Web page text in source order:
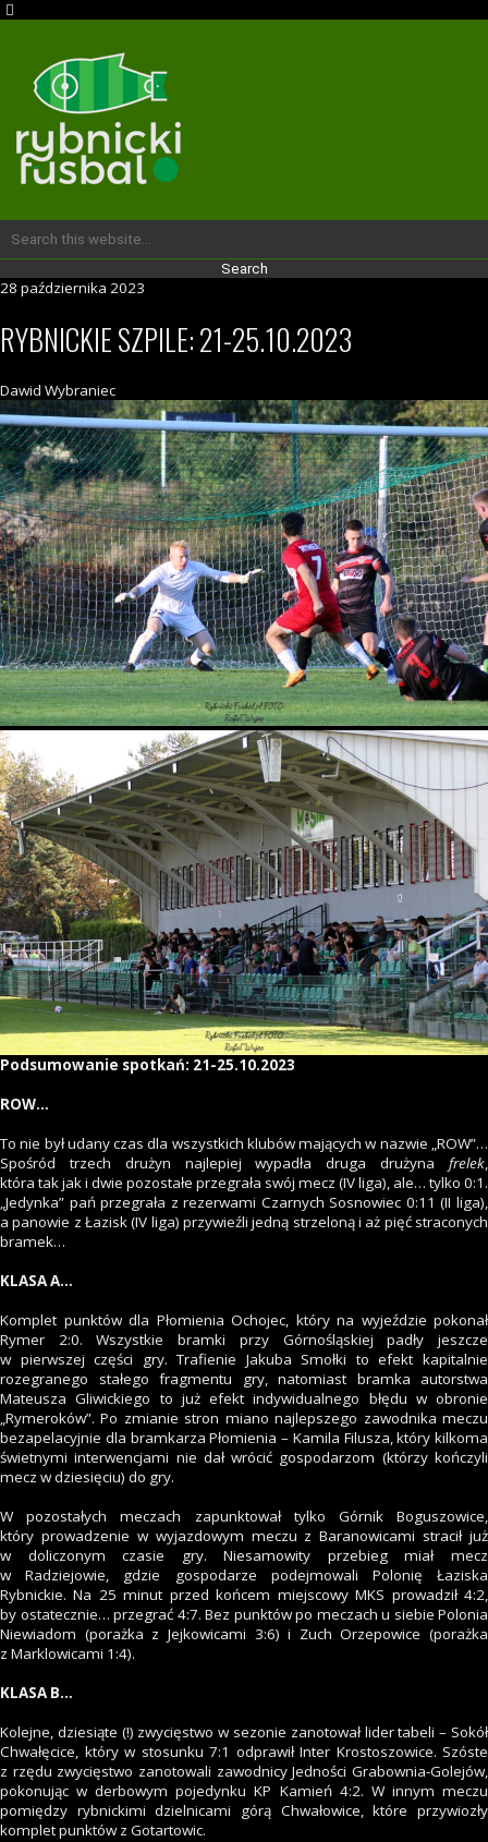
28 października 2023
RYBNICKIE SZPILE: 21-25.10.2023
Dawid Wybraniec
Podsumowanie spotkań: 21-25.10.2023
ROW…
To nie był udany czas dla wszystkich klubów mających w nazwie „ROW”…
Spośród trzech drużyn najlepiej wypadła druga drużyna frelek,
która tak jak i dwie pozostałe przegrała swój mecz (IV liga), ale… tylko 0:1.
„Jedynka” pań przegrała z rezerwami Czarnych Sosnowiec 0:11 (II liga),
a panowie z Łazisk (IV liga) przywieźli jedną strzeloną i aż pięć straconych
bramek…
KLASA A…
Komplet punktów dla Płomienia Ochojec, który na wyjeździe pokonał
Rymer 2:0. Wszystkie bramki przy Górnośląskiej padły jeszcze
w pierwszej części gry. Trafienie Jakuba Smołki to efekt kapitalnie
rozegranego stałego fragmentu gry, natomiast bramka autorstwa
Mateusza Gliwickiego to już efekt indywidualnego błędu w obronie
„Rymeroków”. Po zmianie stron miano najlepszego zawodnika meczu
bezapelacyjnie dla bramkarza Płomienia – Kamila Filusza, który kilkoma
świetnymi interwencjami nie dał wrócić gospodarzom (którzy kończyli
mecz w dziesięciu) do gry.
W pozostałych meczach zapunktował tylko Górnik Boguszowice,
który prowadzenie w wyjazdowym meczu z Baranowicami stracił już
w doliczonym czasie gry. Niesamowity przebieg miał mecz
w Radziejowie, gdzie gospodarze podejmowali Polonię Łaziska
Rybnickie. Na 25 minut przed końcem miejscowy MKS prowadził 4:2,
by ostatecznie… przegrać 4:7. Bez punktów po meczach u siebie Polonia
Niewiadom (porażka z Jejkowicami 3:6) i Zuch Orzepowice (porażka
z Marklowicami 1:4).
KLASA B…
Kolejne, dziesiąte (!) zwycięstwo w sezonie zanotował lider tabeli – Sokół
Chwałęcice, który w stosunku 7:1 odprawił Inter Krostoszowice. Szóste
z rzędu zwycięstwo zanotowali zawodnicy Jedności Grabownia-Golejów,
pokonując w derbowym pojedynku KP Kamień 4:2. W innym meczu
pomiędzy rybnickimi dzielnicami górą Chwałowice, które przywiozły
komplet punktów z Gotartowic.